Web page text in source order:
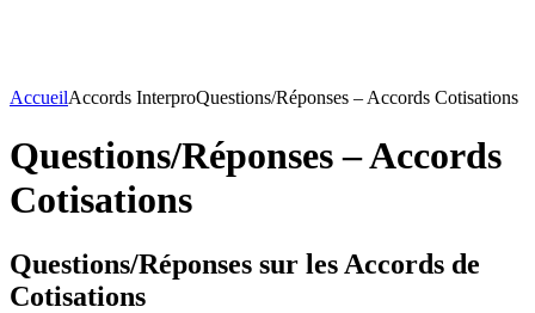
AccueilAccords InterproQuestions/Réponses – Accords Cotisations
Questions/Réponses – Accords
Cotisations
Questions/Réponses sur les Accords de
Cotisations